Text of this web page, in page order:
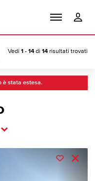
Vedi 1 - 14di 14risultati trovati
è stata estesa.